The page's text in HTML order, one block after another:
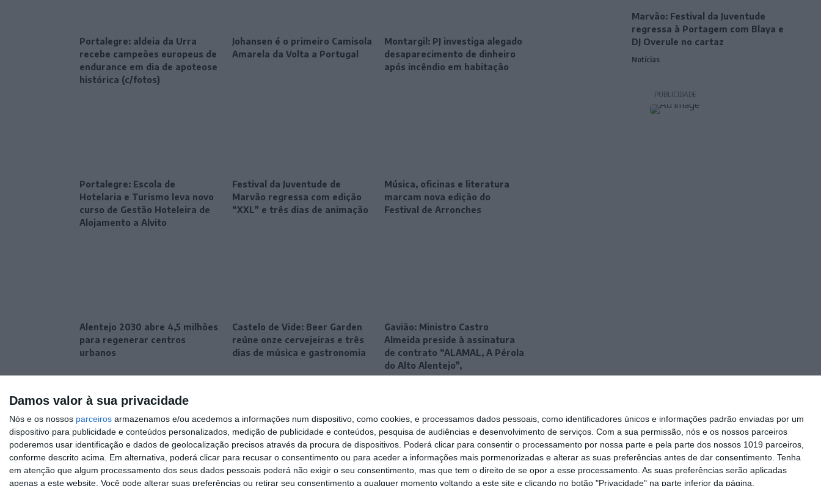
Damos valor à sua privacidade
Nós e os nossos parceiros armazenamos e/ou acedemos a informações num dispositivo, como cookies, e processamos dados pessoais, como identificadores únicos e informações padrão enviadas por um
dispositivo para publicidade e conteúdos personalizados, medição de publicidade e conteúdos, pesquisa de audiências e desenvolvimento de serviços. Com a sua permissão, nós e os nossos parceiros
poderemos usar identificação e dados de geolocalização precisos através da procura de dispositivos. Poderá clicar para consentir o processamento por nossa parte e pela parte dos nossos 1019 parceiros,
conforme descrito acima. Em alternativa, poderá clicar para recusar o consentimento ou para aceder a informações mais pormenorizadas e alterar as suas preferências antes de dar consentimento. Tenha
em atenção que algum processamento dos seus dados pessoais poderá não exigir o seu consentimento, mas que tem o direito de se opor a esse processamento. As suas preferências serão aplicadas
apenas a este website. Você pode alterar suas preferências ou retirar seu consentimento a qualquer momento voltando a este site e clicando no botão "Privacidade" na parte inferior da página.
Portalegre: aldeia da Urra
recebe campeões europeus de
endurance em dia de apoteose
histórica (c/fotos)
Johansen é o primeiro Camisola
Amarela da Volta a Portugal
Montargil: PJ investiga alegado
desaparecimento de dinheiro
após incêndio em habitação
Portalegre: Escola de
Hotelaria e Turismo leva novo
curso de Gestão Hoteleira de
Alojamento a Alvito
Festival da Juventude de
Marvão regressa com edição
“XXL” e três dias de animação
Música, oficinas e literatura
marcam nova edição do
Festival de Arronches
Alentejo 2030 abre 4,5 milhões
para regenerar centros
urbanos
Castelo de Vide: Beer Garden
reúne onze cervejeiras e três
dias de música e gastronomia
Gavião: Ministro Castro
Almeida preside à assinatura
de contrato “ALAMAL, A Pérola
do Alto Alentejo”,
Marvão: Festival da Juventude
regressa à Portagem com Blaya e
DJ Overule no cartaz
Notícias
PUBLICIDADE
Siga-nos